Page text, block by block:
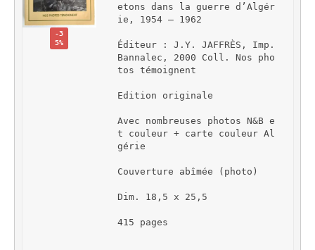
-3
5%
etons dans la guerre d’Algér
ie, 1954 – 1962
Éditeur : J.Y. JAFFRÈS, Imp.
Bannalec, 2000 Coll. Nos pho
tos témoignent
Edition originale
Avec nombreuses photos N&B e
t couleur + carte couleur Al
gérie
Couverture abîmée (photo)
Dim. 18,5 x 25,5
415 pages